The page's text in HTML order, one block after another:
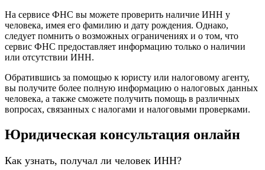
На сервисе ФНС вы можете проверить наличие ИНН у
человека, имея его фамилию и дату рождения. Однако,
следует помнить о возможных ограничениях и о том, что
сервис ФНС предоставляет информацию только о наличии
или отсутствии ИНН.
Обратившись за помощью к юристу или налоговому агенту,
вы получите более полную информацию о налоговых данных
человека, а также сможете получить помощь в различных
вопросах, связанных с налогами и налоговыми проверками.
Юридическая консультация онлайн
Как узнать, получал ли человек ИНН?